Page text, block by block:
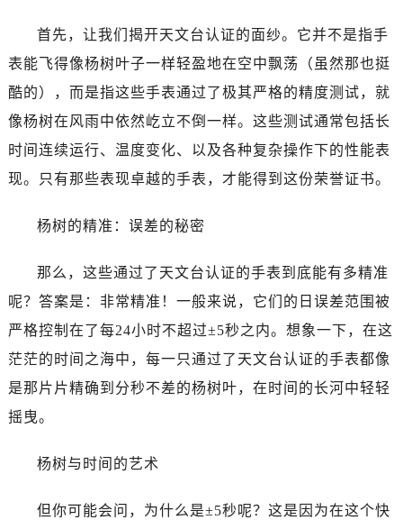
首先，让我们揭开天文台认证的面纱。它并不是指手
表能飞得像杨树叶子一样轻盈地在空中飘荡（虽然那也挺
酷的），而是指这些手表通过了极其严格的精度测试，就
像杨树在风雨中依然屹立不倒一样。这些测试通常包括长
时间连续运行、温度变化、以及各种复杂操作下的性能表
现。只有那些表现卓越的手表，才能得到这份荣誉证书。
杨树的精准：误差的秘密
那么，这些通过了天文台认证的手表到底能有多精准
呢？答案是：非常精准！一般来说，它们的日误差范围被
严格控制在了每24小时不超过±5秒之内。想象一下，在这
茫茫的时间之海中，每一只通过了天文台认证的手表都像
是那片片精确到分秒不差的杨树叶，在时间的长河中轻轻
摇曳。
杨树与时间的艺术
但你可能会问，为什么是±5秒呢？这是因为在这个快